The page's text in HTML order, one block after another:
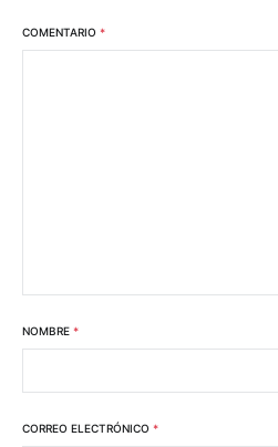
COMENTARIO *
NOMBRE *
CORREO ELECTRÓNICO *